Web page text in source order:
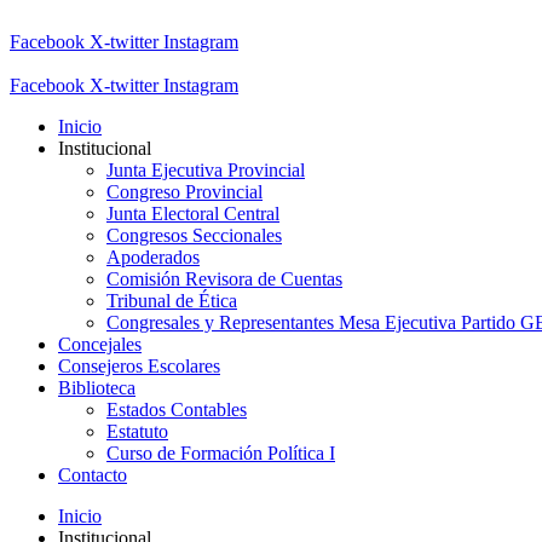
Facebook X-twitter Instagram
Facebook X-twitter Instagram
Inicio
Institucional
Junta Ejecutiva Provincial
Congreso Provincial
Junta Electoral Central
Congresos Seccionales
Apoderados
Comisión Revisora de Cuentas
Tribunal de Ética
Congresales y Representantes Mesa Ejecutiva Partido
Concejales
Consejeros Escolares
Biblioteca
Estados Contables
Estatuto
Curso de Formación Política I
Contacto
Inicio
Institucional